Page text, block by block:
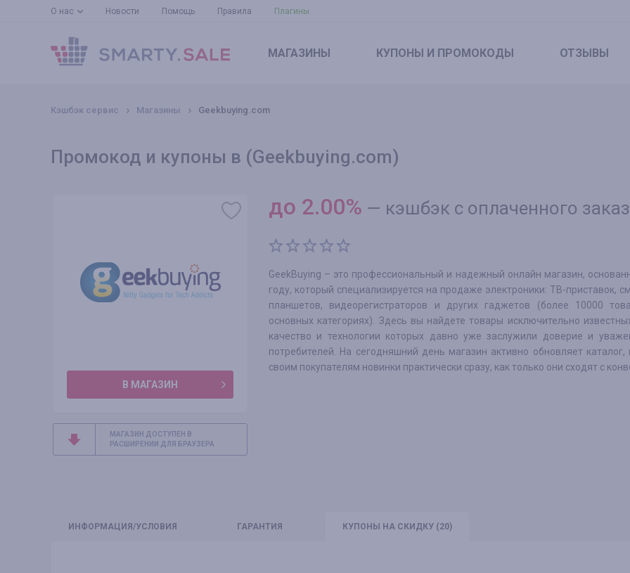
О нас Новости Помощь Правила Плагины
МАГАЗИНЫ КУПОНЫ И ПРОМОКОДЫ ОТЗЫВЫ
Кэшбэк сервис Магазины Geekbuying.com
Промокод и купоны в (Geekbuying.com)
В МАГАЗИН
МАГАЗИН ДОСТУПЕН В
РАСШИРЕНИИ ДЛЯ БРАУЗЕРА
до 2.00% — кэшбэк с оплаченного
GeekBuying – это профессиональный и надежный онлайн магазин,
году, который специализируется на продаже электроники: ТВ-приставок,
планшетов, видеорегистраторов и других гаджетов (более 10000
основных категориях). Здесь вы найдете товары исключительно
качество и технологии которых давно уже заслужили доверие и
потребителей. На сегодняшний день магазин активно обновляет каталог,
своим покупателям новинки практически сразу, как только они сходят с
ИНФО РМАЦИЯ/УСЛОВИЯ ГАРАНТИЯ КУПОНЫ НА СКИДКУ (20)